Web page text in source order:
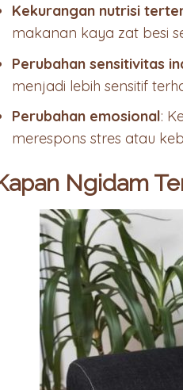
Kekurangan nutrisi
makanan kaya zat besi
Perubahan sensitivitas
menjadi lebih sensitif
Perubahan emosional:
merespons stres atau
Ngidam